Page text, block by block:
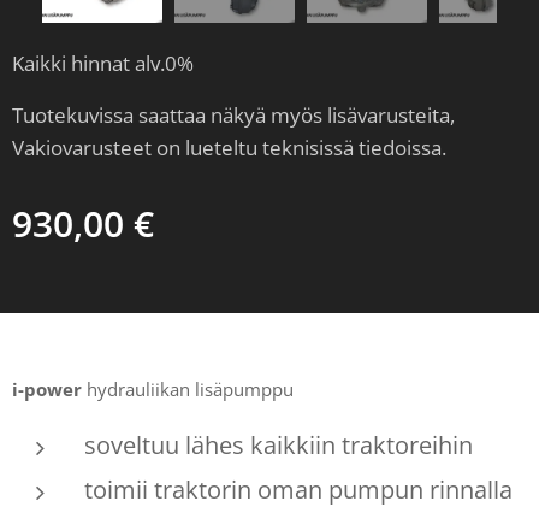
Esimerkkikuva asennettuna
Kaikki hinnat alv.0%
Tuotekuvissa saattaa näkyä myös lisävarusteita,
Vakiovarusteet on lueteltu teknisissä tiedoissa.
930,00 €
i-power hydrauliikan lisäpumppu
soveltuu lähes kaikkiin traktoreihin
toimii traktorin oman pumpun rinnalla